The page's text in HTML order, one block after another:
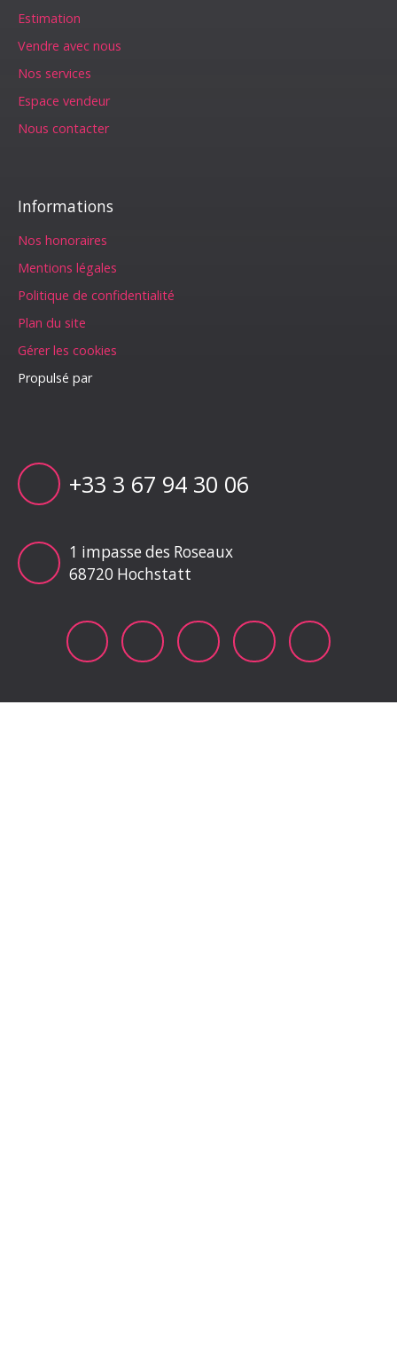
Estimation
Vendre avec nous
Nos services
Espace vendeur
Nous contacter
Informations
Nos honoraires
Mentions légales
Politique de confidentialité
Plan du site
Gérer les cookies
Propulsé par
+33 3 67 94 30 06
1 impasse des Roseaux
68720 Hochstatt